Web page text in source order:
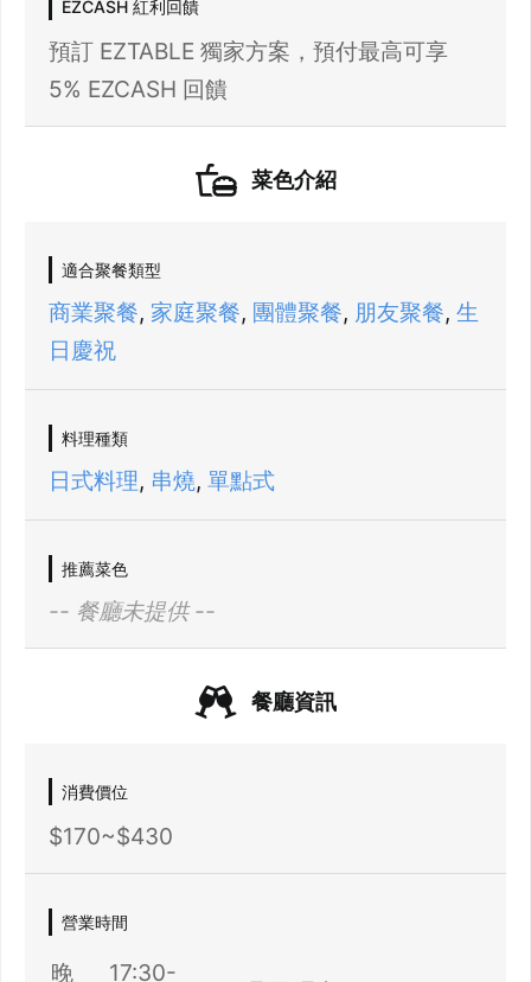
21 人以上大型訂位，請洽 LINE 官方帳號
@eztable
我知道了
EZCASH 紅利回饋
預訂 EZTABLE 獨家方案，預付最高可享
5% EZCASH 回饋
菜色介紹
適合聚餐類型
商業聚餐, 家庭聚餐, 團體聚餐, 朋友聚餐, 生
日慶祝
料理種類
日式料理, 串燒, 單點式
推薦菜色
-- 餐廳未提供 --
餐廳資訊
消費價位
$170~$430
營業時間
晚
17:30-
登出
先不要